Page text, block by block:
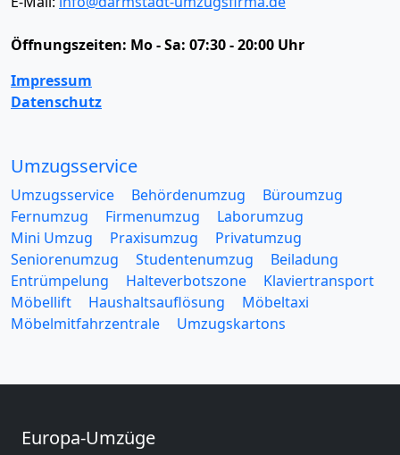
Öffnungszeiten: Mo - Sa: 07:30 - 20:00 Uhr
Impressum
Datenschutz
Umzugsservice
Umzugsservice Behördenumzug
Büroumzug
Fernumzug
Firmenumzug
Laborumzug
Mini Umzug
Praxisumzug
Privatumzug
Seniorenumzug
Studentenumzug
Beiladung
Entrümpelung
Halteverbotszone
Klaviertransport
Möbellift
Haushaltsauflösung
Möbeltaxi
Möbelmitfahrzentrale
Umzugskartons
Europa-Umzüge